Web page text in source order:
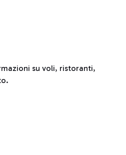
su voli, ristoranti,